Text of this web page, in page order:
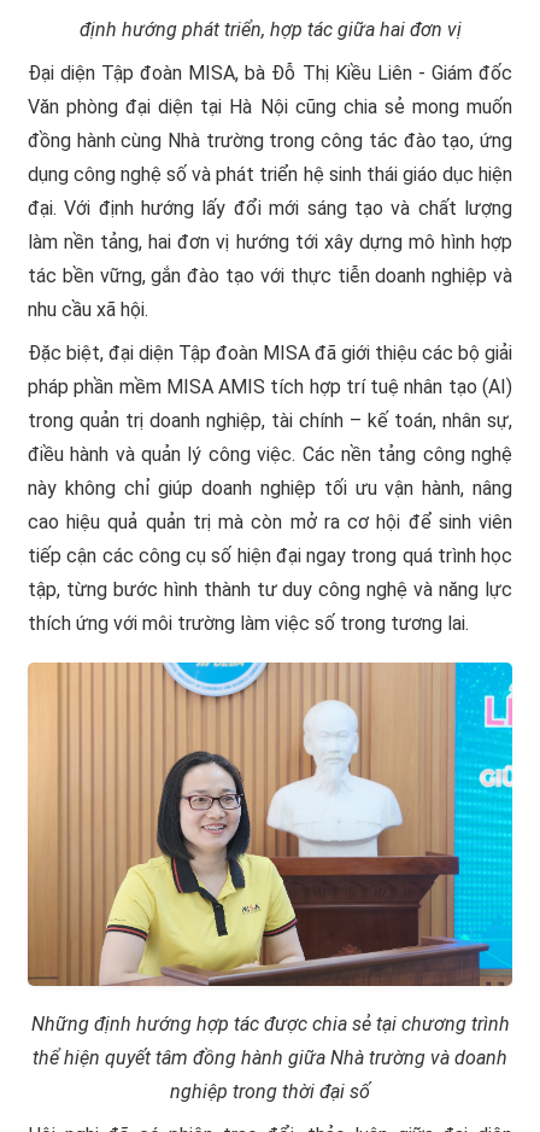
định hướng phát triển, hợp tác giữa hai đơn vị
Đại diện Tập đoàn MISA, bà Đỗ Thị Kiều Liên - Giám đốc
Văn phòng đại diện tại Hà Nội cũng chia sẻ mong muốn
đồng hành cùng Nhà trường trong công tác đào tạo, ứng
dụng công nghệ số và phát triển hệ sinh thái giáo dục hiện
đại. Với định hướng lấy đổi mới sáng tạo và chất lượng
làm nền tảng, hai đơn vị hướng tới xây dựng mô hình hợp
tác bền vững, gắn đào tạo với thực tiễn doanh nghiệp và
nhu cầu xã hội.
Đặc biệt, đại diện Tập đoàn MISA đã giới thiệu các bộ giải
pháp phần mềm MISA AMIS tích hợp trí tuệ nhân tạo (AI)
trong quản trị doanh nghiệp, tài chính – kế toán, nhân sự,
điều hành và quản lý công việc. Các nền tảng công nghệ
này không chỉ giúp doanh nghiệp tối ưu vận hành, nâng
cao hiệu quả quản trị mà còn mở ra cơ hội để sinh viên
tiếp cận các công cụ số hiện đại ngay trong quá trình học
tập, từng bước hình thành tư duy công nghệ và năng lực
thích ứng với môi trường làm việc số trong tương lai.
Những định hướng hợp tác được chia sẻ tại chương trình
thể hiện quyết tâm đồng hành giữa Nhà trường và doanh
nghiệp trong thời đại số